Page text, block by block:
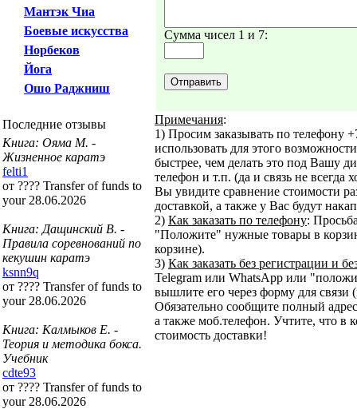
Мантэк Чиа
Боевые искусства
Норбеков
Йога
Ошо Раджниш
Последние отзывы
Книга: Ояма М. -
Жизненное каратэ
felti1
от ???? Transfer of funds to
your 28.06.2026
Книга: Дащинский В. -
Правила соревнований по
кекушин каратэ
ksnn9q
от ???? Transfer of funds to
your 28.06.2026
Книга: Калмыков Е. -
Теория и методика бокса.
Учебник
cdte93
от ???? Transfer of funds to
your 28.06.2026
Сумма чисел 1 и 7:
Примечания:
1) Просим заказывать по телефону
использовать для этого
быстрее, чем делать это под Вашу
телефон и т.п. (да и связь не всегда
Вы увидите сравнение стоимости
доставкой, а также у Вас будут
2) Как заказать по телефону:
"Положите" нужные товары в
корзине).
3) Как заказать без регистрации и
Telegram или WhatsApp или
вышлите его через форму для связи
Обязательно сообщите полный
а также моб.телефон. Учтите, что в
стоимость доставки!